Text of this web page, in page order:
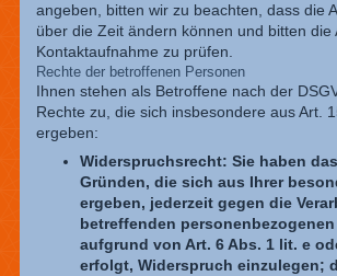
angeben, bitten wir zu beachten, dass die
über die Zeit ändern können und bitten die
Kontaktaufnahme zu prüfen.
Rechte der betroffenen Personen
Ihnen stehen als Betroffene nach der
Rechte zu, die sich insbesondere aus Art.
ergeben:
Widerspruchsrecht: Sie haben
Gründen, die sich aus Ihrer
ergeben, jederzeit gegen die
betreffenden
aufgrund von Art. 6 Abs. 1 lit. e
erfolgt, Widerspruch einzulegen;